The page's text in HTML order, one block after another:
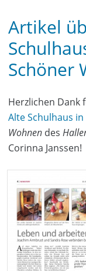
Artikel
Schöner
Herzlichen
Alte Schulhaus
Wohnen des
Corinna Janssen!